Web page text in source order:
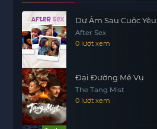
Dư Âm Sau Cuộc Yêu
After Sex
0 lượt xem
Đại Đường Mê Vụ
The Tang Mist
0 lượt xem